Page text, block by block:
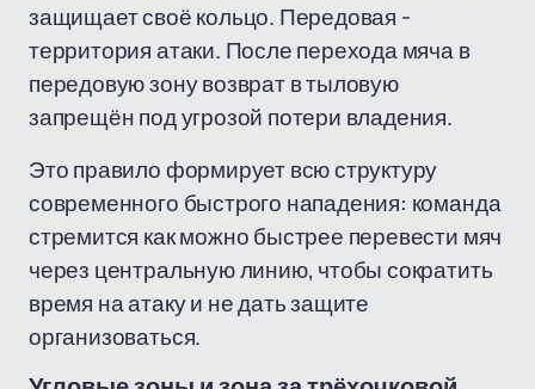
защищает своё кольцо. Передовая -
территория атаки. После перехода мяча в
передовую зону возврат в тыловую
запрещён под угрозой потери владения.
Это правило формирует всю структуру
современного быстрого нападения: команда
стремится как можно быстрее перевести мяч
через центральную линию, чтобы сократить
время на атаку и не дать защите
организоваться.